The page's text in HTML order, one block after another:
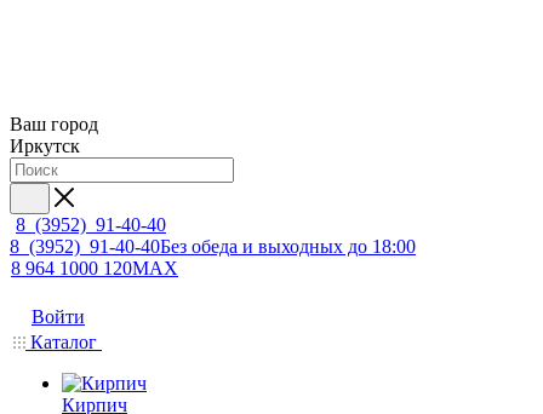
Ваш город
Иркутск
8 (3952) 91-40-40
8 (3952) 91-40-40Без обеда и выходных до 18:00
8 964 1000 120MAX
Войти
Каталог
Кирпич